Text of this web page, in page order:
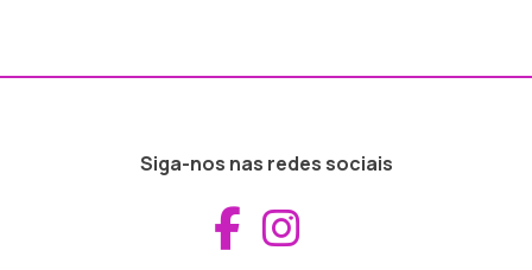
Siga-nos nas redes sociais
Aceder ao